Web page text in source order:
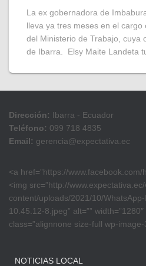
La ex gobernadora de
lleva ya tres meses en el
del Ministerio de Trabajo, cuya
de Ibarra. Elsy Maite Landeta
Dirección: Ibarra - Ecuador
Teléfono: 099 718 4835
Email: gerencia@expectativa.ec
<a href=”https://
<img src=”http://
content/uploads/2021/10/
10.45.12-8.jpeg” alt=””
class=”alignnone size-full wp-image-
NOTICIAS LOCAL